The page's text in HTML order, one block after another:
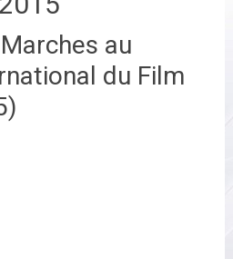
au
du Film